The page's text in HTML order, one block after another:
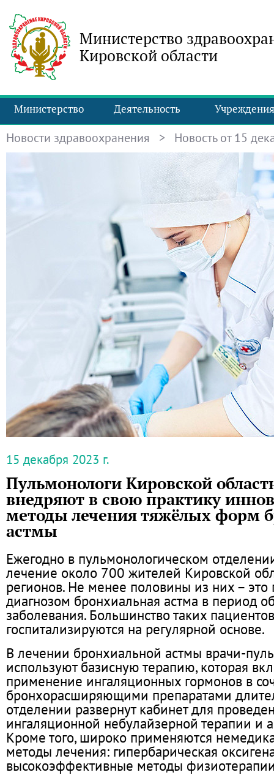
Министерство
Кировской области
Министерство Деятельность Учреждения
Новости здравоохранения > Новость от 15
15 декабря 2023 г.
Пульмонологи Кировской
внедряют в свою практику
методы лечения тяжёлых форм
астмы
Ежегодно в пульмонологическом
лечение около 700 жителей Кировской
регионов. Не менее половины из них – это
диагнозом бронхиальная астма в период
заболевания. Большинство таких пациентов
госпитализируются на регулярной основе.
В лечении бронхиальной астмы врачи-
используют базисную терапию, которая
применение ингаляционных гормонов в
бронхорасширяющими препаратами
отделении развернут кабинет для
ингаляционной небулайзерной терапии и
Кроме того, широко применяются
методы лечения: гипербарическая
высокоэффективные методы